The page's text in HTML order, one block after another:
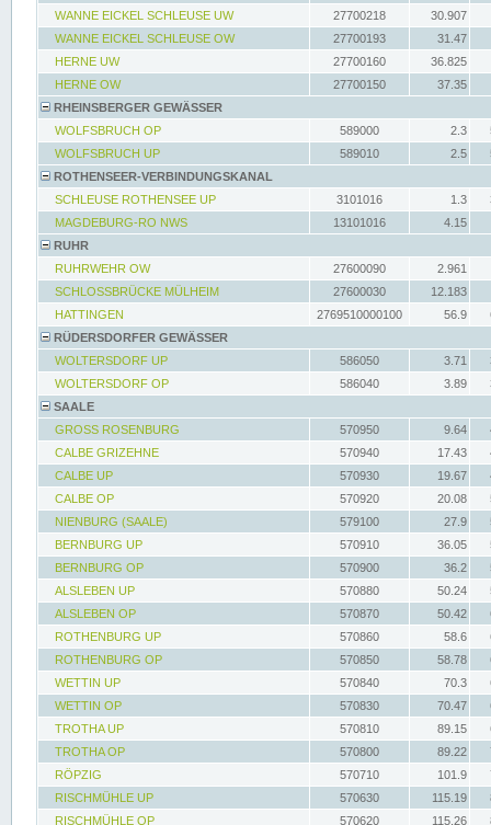
WANNE EICKEL SCHLEUSE UW
27700218
30.907
WANNE EICKEL SCHLEUSE OW
27700193
31.47
HERNE UW
27700160
36.825
HERNE OW
27700150
37.35
RHEINSBERGER GEWÄSSER
WOLFSBRUCH OP
589000 2.3
WOLFSBRUCH UP
589010 2.5
ROTHENSEER-VERBINDUNGSKANAL
SCHLEUSE ROTHENSEE UP
3101016 1.3
MAGDEBURG-RO NWS
13101016
4.15
RUHR
RUHRWEHR OW
27600090
2.961
SCHLOSSBRÜCKE MÜLHEIM
27600030
12.183
HATTINGEN
2769510000100 56.9
RÜDERSDORFER GEWÄSSER
WOLTERSDORF UP
586050 3.71
WOLTERSDORF OP
586040 3.89
SAALE
GROSS ROSENBURG
570950 9.64
CALBE GRIZEHNE
570940 17.43
CALBE UP
570930 19.67
CALBE OP
570920 20.08
NIENBURG (SAALE)
579100 27.9
BERNBURG UP
570910 36.05
BERNBURG OP
570900 36.2
ALSLEBEN UP
570880 50.24
ALSLEBEN OP
570870 50.42
ROTHENBURG UP
570860 58.6
ROTHENBURG OP
570850 58.78
WETTIN UP
570840 70.3
WETTIN OP
570830 70.47
TROTHA UP
570810 89.15
TROTHA OP
570800 89.22
RÖPZIG
570710 101.9
RISCHMÜHLE UP
570630 115.19
RISCHMÜHLE OP
570620 115.26